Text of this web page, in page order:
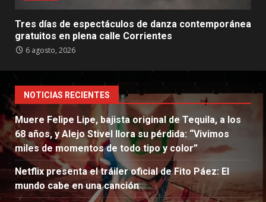
Tres días de espectáculos de danza contemporánea
gratuitos en plena calle Corrientes
6 agosto, 2026
NOTICIAS RECIENTES
Muere Felipe Lipe, bajista original de Tequila, a los
68 años, y Alejo Stivel llora su pérdida: “Vivimos
miles de momentos de todo tipo y color”
Netflix presenta el tráiler oficial de Fito Páez: El
mundo cabe en una canción